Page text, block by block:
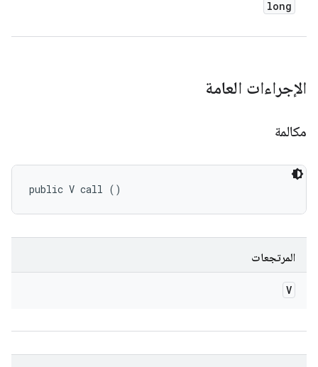
long
الإجراءات العامة
مكالمة
public V call ()
المرتجعات
V